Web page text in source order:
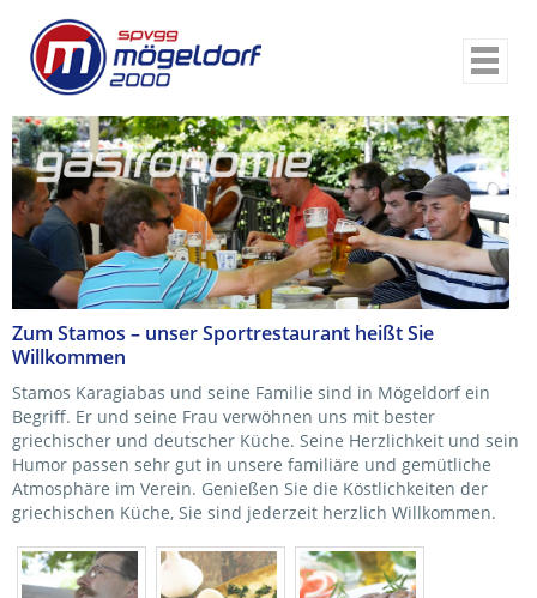
ABTEILUNGEN
KINDERBALLETT
INLINER
FUSSBALL
KINDERTURNEN
TISCHTENNIS
TENNIS
KUNG FU / HAPKIDO
AIKIDO / IAIDO
GYMNASTIK
HANDBALL
VOLLEYBALL
SKIFAHREN
Zum Stamos – unser Sportrestaurant heißt Sie
Willkommen
Stamos Karagiabas und seine Familie sind in Mögeldorf ein
Begriff. Er und seine Frau verwöhnen uns mit bester
griechischer und deutscher Küche. Seine Herzlichkeit und sein
Humor passen sehr gut in unsere familiäre und gemütliche
Atmosphäre im Verein. Genießen Sie die Köstlichkeiten der
griechischen Küche, Sie sind jederzeit herzlich Willkommen.